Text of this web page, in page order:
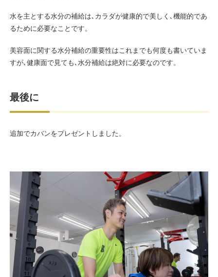
水を主とする水分の補給は､カラダが健康的で美しく､機能的であ
るために必要なことです。
美容面に関する水分補給の重要性はこれまでも何度も書いていま
すが､健康面で見ても､水分補給は絶対に必要なのです。
最後に
追加でカバンをプレゼントしました。